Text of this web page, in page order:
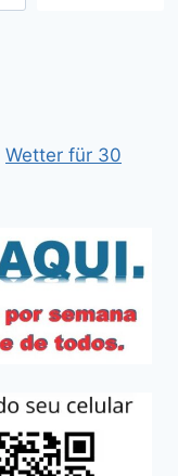
Wetter für 30